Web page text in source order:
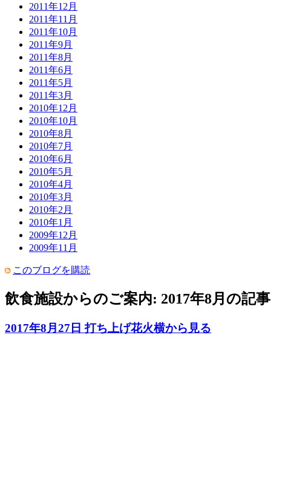
2011年12月
2011年11月
2011年10月
2011年9月
2011年8月
2011年6月
2011年5月
2011年3月
2010年12月
2010年10月
2010年8月
2010年7月
2010年6月
2010年5月
2010年4月
2010年3月
2010年2月
2010年1月
2009年12月
2009年11月
このブログを購読
飲食施設からのご案内: 2017年8月の記事
2017年8月27日 打ち上げ花火横から見る